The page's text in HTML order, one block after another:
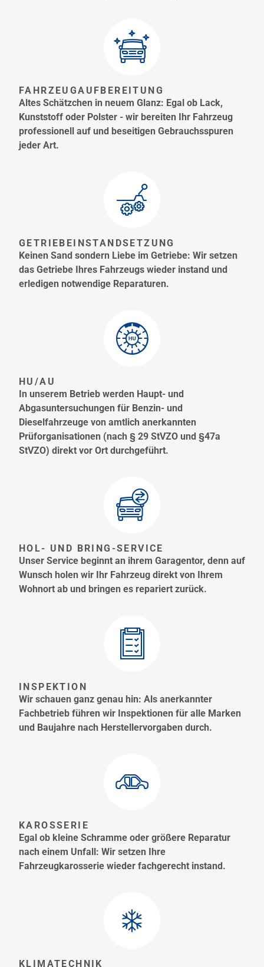
FAHRZEUGAUFBEREITUNG
Altes Schätzchen in neuem Glanz: Egal ob Lack,
Kunststoff oder Polster - wir bereiten Ihr Fahrzeug
professionell auf und beseitigen Gebrauchsspuren
jeder Art.
GETRIEBEINSTANDSETZUNG
Keinen Sand sondern Liebe im Getriebe: Wir setzen
das Getriebe Ihres Fahrzeugs wieder instand und
erledigen notwendige Reparaturen.
HU/AU
In unserem Betrieb werden Haupt- und
Abgasuntersuchungen für Benzin- und
Dieselfahrzeuge von amtlich anerkannten
Prüforganisationen (nach § 29 StVZO und §47a
StVZO) direkt vor Ort durchgeführt.
HOL- UND BRING-SERVICE
Unser Service beginnt an ihrem Garagentor, denn auf
Wunsch holen wir Ihr Fahrzeug direkt von Ihrem
Wohnort ab und bringen es repariert zurück.
INSPEKTION
Wir schauen ganz genau hin: Als anerkannter
Fachbetrieb führen wir Inspektionen für alle Marken
und Baujahre nach Herstellervorgaben durch.
KAROSSERIE
Egal ob kleine Schramme oder größere Reparatur
nach einem Unfall: Wir setzen Ihre
Fahrzeugkarosserie wieder fachgerecht instand.
KLIMATECHNIK